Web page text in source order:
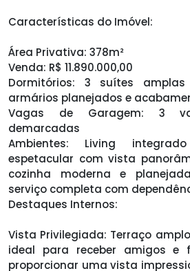
Características do Imóvel:
Área Privativa: 378m²
Venda: R$ 11.890.000,00
Dormitórios: 3 suítes
armários planejados e
Vagas de Garagem: 3
demarcadas
Ambientes: Living
espetacular com vista
cozinha moderna e
serviço completa com
Destaques Internos:
Vista Privilegiada: Terraço
ideal para receber amigos e
proporcionar uma vista